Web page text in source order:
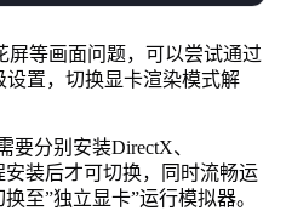
屏等画面问题，可以尝试通过
置，切换显卡渲染模式解
要分别安装DirectX、
装后才可切换，同时流畅运
至”独立显卡”运行模拟器。